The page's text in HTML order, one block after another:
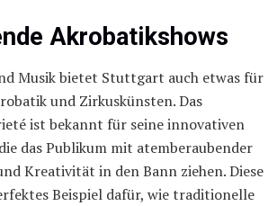
Akrobatikshows
Musik bietet Stuttgart auch etwas für
und Zirkuskünsten. Das
ist bekannt für seine innovativen
das Publikum mit atemberaubender
Kreativität in den Bann ziehen. Diese
Beispiel dafür, wie traditionelle